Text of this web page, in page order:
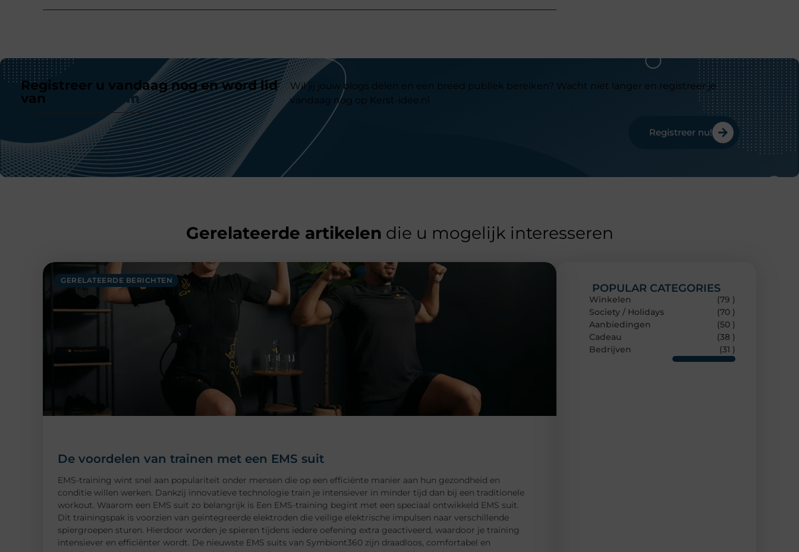
Registreer u vandaag nog en word lid
van
ons platform
Wil jij jouw blogs delen en een breed publiek bereiken? Wacht niet langer en registreer je
vandaag nog op Kerst-idee.nl
Registreer nu!
Gerelateerde artikelen die u mogelijk interesseren
GERELATEERDE BERICHTEN
De voordelen van trainen met een EMS suit
EMS-training wint snel aan populariteit onder mensen die op een efficiënte manier aan hun gezondheid en
conditie willen werken. Dankzij innovatieve technologie train je intensiever in minder tijd dan bij een traditionele
workout. Waarom een EMS suit zo belangrijk is Een EMS-training begint met een speciaal ontwikkeld EMS suit.
Dit trainingspak is voorzien van geïntegreerde elektroden die veilige elektrische impulsen naar verschillende
spiergroepen sturen. Hierdoor worden je spieren tijdens iedere oefening extra geactiveerd, waardoor je training
intensiever en efficiënter wordt. De nieuwste EMS suits van Symbiont360 zijn draadloos, comfortabel en
POPULAR CATEGORIES
Winkelen
(79 )
Society / Holidays
(70 )
Aanbiedingen
(50 )
Cadeau
(38 )
Bedrijven
(31 )